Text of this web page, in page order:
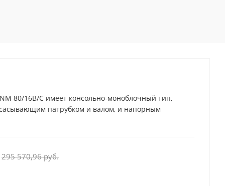
80/16B/C имеет консольно-моноблочный тип,
патрубком и валом, и напорным
295 570,96руб.